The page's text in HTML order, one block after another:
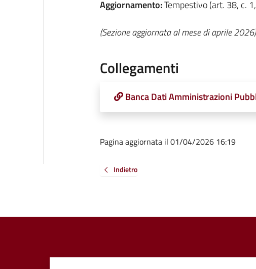
Aggiornamento:Tempestivo (art. 38, c.
(Sezione aggiornata al mese di aprile 2026)
Collegamenti
Banca Dati Amministrazioni
Pagina aggiornata il 01/04/2026 16:19
Indietro